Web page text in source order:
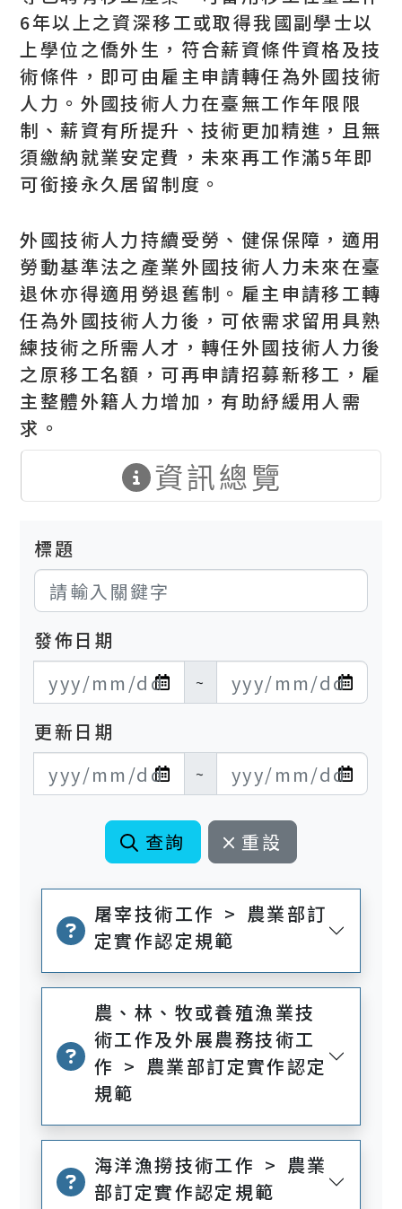
6年以上之資深移工或取得我國副學士以
上學位之僑外生，符合薪資條件資格及技
術條件，即可由雇主申請轉任為外國技術
人力。外國技術人力在臺無工作年限限
制、薪資有所提升、技術更加精進，且無
須繳納就業安定費，未來再工作滿5年即
可銜接永久居留制度。
外國技術人力持續受勞、健保保障，適用
勞動基準法之產業外國技術人力未來在臺
退休亦得適用勞退舊制。雇主申請移工轉
任為外國技術人力後，可依需求留用具熟
練技術之所需人才，轉任外國技術人力後
之原移工名額，可再申請招募新移工，雇
主整體外籍人力增加，有助紓緩用人需
求。
資訊總覽
標題
發佈日期
發布日期開始
~
發布日期結束
更新日期
更新日期開始
~
更新日期結束
查詢 重設
屠宰技術工作 > 農業部訂
定實作認定規範
農、林、牧或養殖漁業技
術工作及外展農務技術工
作 > 農業部訂定實作認定
規範
海洋漁撈技術工作 > 農業
部訂定實作認定規範